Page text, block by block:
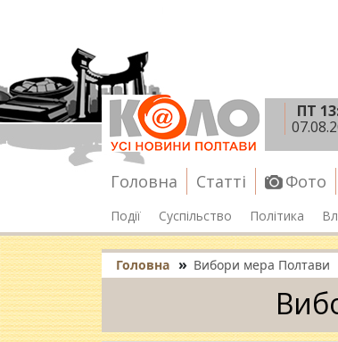
ПТ
Головна Статті Фото
Події Суспільство Політика
Головна » Вибори мера Полтави